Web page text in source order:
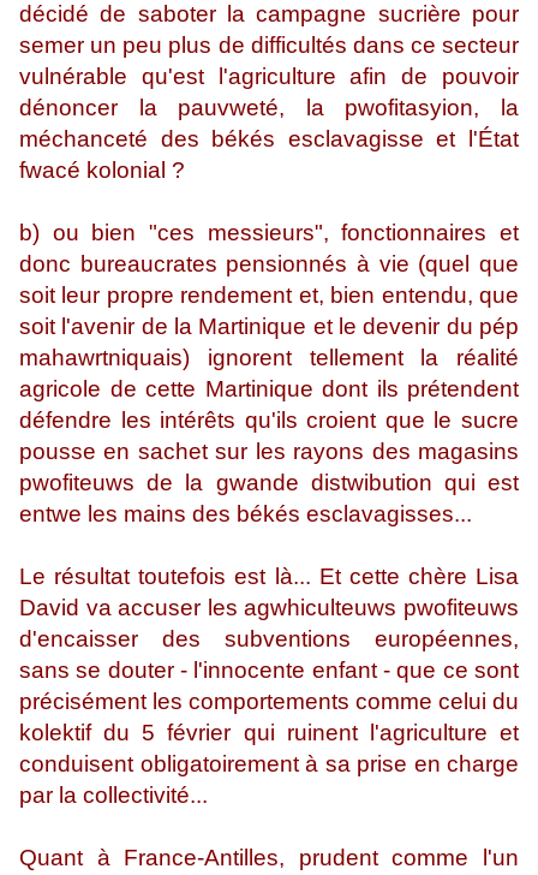
décidé de saboter la campagne sucrière pour
semer un peu plus de difficultés dans ce secteur
vulnérable qu'est l'agriculture afin de pouvoir
dénoncer la pauvweté, la pwofitasyion, la
méchanceté des békés esclavagisse et l'État
fwacé kolonial ?
b) ou bien "ces messieurs", fonctionnaires et
donc bureaucrates pensionnés à vie (quel que
soit leur propre rendement et, bien entendu, que
soit l'avenir de la Martinique et le devenir du pép
mahawrtniquais) ignorent tellement la réalité
agricole de cette Martinique dont ils prétendent
défendre les intérêts qu'ils croient que le sucre
pousse en sachet sur les rayons des magasins
pwofiteuws de la gwande distwibution qui est
entwe les mains des békés esclavagisses...
Le résultat toutefois est là... Et cette chère Lisa
David va accuser les agwhiculteuws pwofiteuws
d'encaisser des subventions européennes,
sans se douter - l'innocente enfant - que ce sont
précisément les comportements comme celui du
kolektif du 5 février qui ruinent l'agriculture et
conduisent obligatoirement à sa prise en charge
par la collectivité...
Quant à France-Antilles, prudent comme l'un